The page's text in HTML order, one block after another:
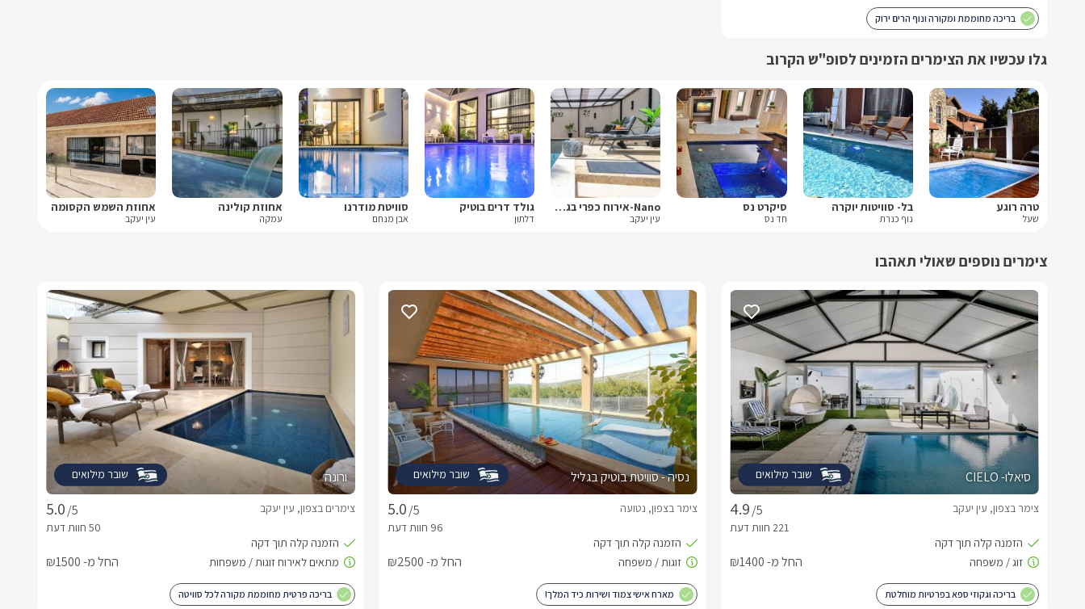
בריכה מחוממת ומקורה ונוף הרים ירוק
גלו עכשיו את הצימרים הזמינים לסופ"ש הקרוב
טרה רוגע
שעל
בל- סוויטות יוקרה
נוף כנרת
סיקרט נס
חד נס
Nano-אירוח כפרי בגליל
עין יעקב
גולד דרים בוטיק
דלתון
סוויטת מודרנו
אבן מנחם
אחוזת קולינה
עמקה
אחוזת השמש הקסומה
עין יעקב
צימרים נוספים שאולי תאהבו
שובר מילואים
סיאלו- CIELO
/5
צימר בצפון, עין יעקב
החל מ- ₪1400
בריכה וגקוזי ספא בפרטיות מוחלטת
שובר מילואים
נסיה - סוויטת בוטיק בגליל
/5
צימר בצפון, נטועה
החל מ- ₪2500
מארח אישי צמוד ושירות כיד המלך!
שובר מילואים
ורונה
/5
צימרים בצפון, עין יעקב
החל מ- ₪1500
בריכה פרטית מחוממת מקורה לכל סוויטה